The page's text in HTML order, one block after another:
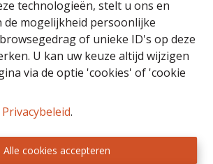
technologieën, stelt u ons en
de mogelijkheid persoonlijke
of unieke ID's op deze
U kan uw keuze altijd wijzigen
via de optie 'cookies' of 'cookie
Privacybeleid.
Alle cookies accepteren
van Ertvelde